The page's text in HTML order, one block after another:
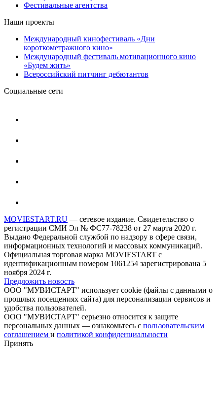
Фестивальные агентства
Наши проекты
Международный кинофестиваль «Дни
короткометражного кино»
Международный фестиваль мотивационного кино
«Будем жить»
Всероссийский питчинг дебютантов
Социальные сети
MOVIESTART.RU — сетевое издание. Свидетельство о
регистрации СМИ Эл № ФС77-78238 от 27 марта 2020 г.
Выдано Федеральной службой по надзору в сфере связи,
информационных технологий и массовых коммуникаций.
Официальная торговая марка MOVIESTART с
идентификационным номером 1061254 зарегистрирована 5
ноября 2024 г.
Предложить новость
ООО "МУВИСТАРТ" использует cookie (файлы с данными о
прошлых посещениях сайта) для персонализации сервисов и
удобства пользователей.
ООО "МУВИСТАРТ" серьезно относится к защите
персональных данных — ознакомьтесь с пользовательским
соглашением и политикой конфиденциальности
Принять